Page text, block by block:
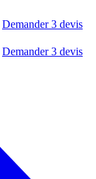
Demander 3 devis
Demander 3 devis